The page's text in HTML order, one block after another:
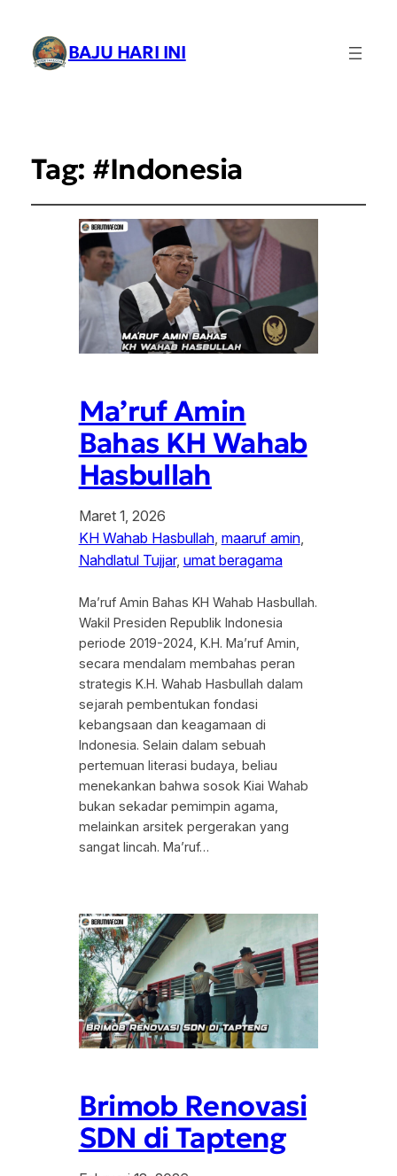
BAJU HARI INI
Tag: #Indonesia
Ma’ruf Amin
Bahas KH Wahab
Hasbullah
Maret 1, 2026
KH Wahab Hasbullah, maaruf amin
Nahdlatul Tujjar, umat beragama
Ma’ruf Amin Bahas KH Wahab Hasbullah.
Wakil Presiden Republik Indonesia
periode 2019-2024, K.H. Ma’ruf Amin,
secara mendalam membahas peran
strategis K.H. Wahab Hasbullah dalam
sejarah pembentukan fondasi
kebangsaan dan keagamaan di
Indonesia. Selain dalam sebuah
pertemuan literasi budaya, beliau
menekankan bahwa sosok Kiai Wahab
bukan sekadar pemimpin agama,
melainkan arsitek pergerakan yang
sangat lincah. Ma’ruf…
Brimob Renovasi
SDN di Tapteng